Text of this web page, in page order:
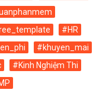
#HR
#khuyen_mai
#Kinh Nghiệm Thi